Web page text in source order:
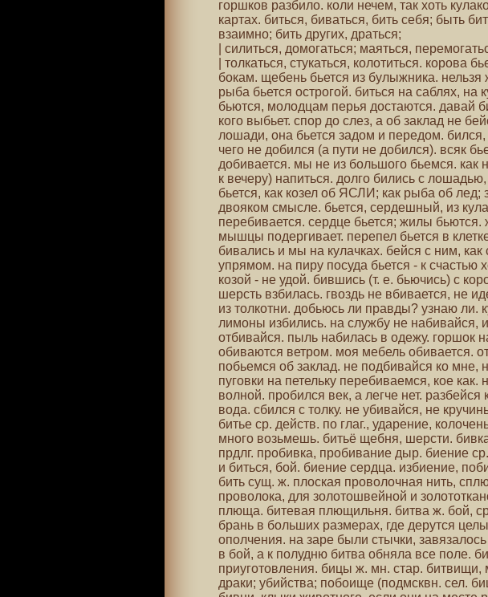
горшков разбило. коли нечем, так хоть
картах. биться, биваться, бить себя; быть
взаимно; бить других, драться;
| силиться, домогаться; маяться,
| толкаться, стукаться, колотиться. корова
бокам. щебень бьется из булыжника. нельзя
рыба бьется острогой. биться на саблях, на
бьются, молодцам перья достаются. давай
кого выбьет. спор до слез, а об заклад не
лошади, она бьется задом и передом. бился,
чего не добился (а пути не добился). всяк
добивается. мы не из большого бьемся. как
к вечеру) напиться. долго бились с
бьется, как козел об ЯСЛИ; как рыба об лед;
двояком смысле. бьется, сердешный, из
перебивается. сердце бьется; жилы бьются.
мышцы подергивает. перепел бьется в
бивались и мы на кулачках. бейся с ним, как
упрямом. на пиру посуда бьется - к счастью
козой - не удой. бившись (т. е. бьючись) с
шерсть взбилась. гвоздь не вбивается, не
из толкотни. добьюсь ли правды? узнаю ли.
лимоны избились. на службу не набивайся,
отбивайся. пыль набилась в одежу. горшок
обиваются ветром. моя мебель обивается.
побьемся об заклад. не подбивайся ко мне,
пуговки на петельку перебиваемся, кое как.
волной. пробился век, а легче нет.
вода. сбился с толку. не убивайся, не
битье ср. действ. по глаг., ударение,
много возьмешь. битьё щебня, шерсти.
прдлг. пробивка, пробивание дыр. биение ср.
и биться, бой. биение сердца. избиение,
бить сущ. ж. плоская проволочная нить,
проволока, для золотошвейной и
плюща. битевая плющильня. битва ж. бой,
брань в больших размерах, где дерутся
ополчения. на заре были стычки,
в бой, а к полудню битва обняла все поле.
приуготовления. бицы ж. мн. стар. битвищи,
драки; убийства; побоище (подмсквн. сел.